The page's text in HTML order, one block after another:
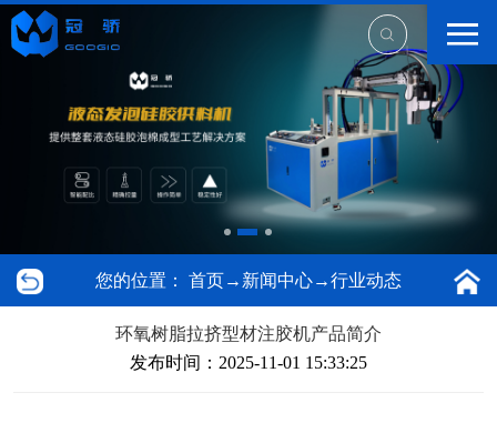
您的位置： 首页→ 新闻中心→行业动态
环氧树脂拉挤型材注胶机产品简介
发布时间：2025-11-01 15:33:25